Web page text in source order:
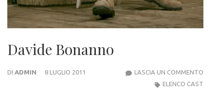
Davide Bonanno
DI ADMIN 8 LUGLIO 2011 LASCIA UN COMMENTO
ELENCO CAST